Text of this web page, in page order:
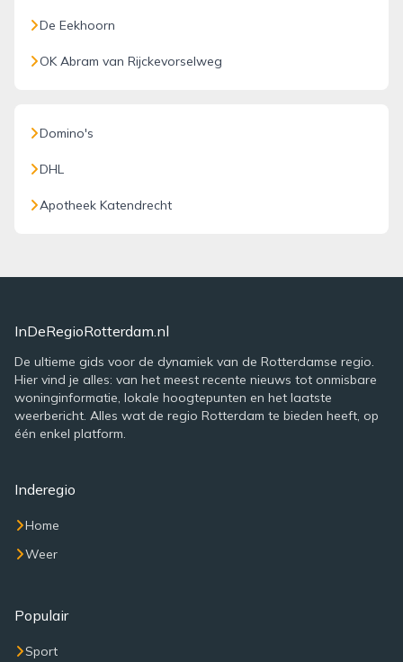
De Eekhoorn
OK Abram van Rijckevorselweg
Domino's
DHL
Apotheek Katendrecht
InDeRegioRotterdam.nl
De ultieme gids voor de dynamiek van de Rotterdamse regio.
Hier vind je alles: van het meest recente nieuws tot onmisbare
woninginformatie, lokale hoogtepunten en het laatste
weerbericht. Alles wat de regio Rotterdam te bieden heeft, op
één enkel platform.
Inderegio
Home
Weer
Populair
Sport